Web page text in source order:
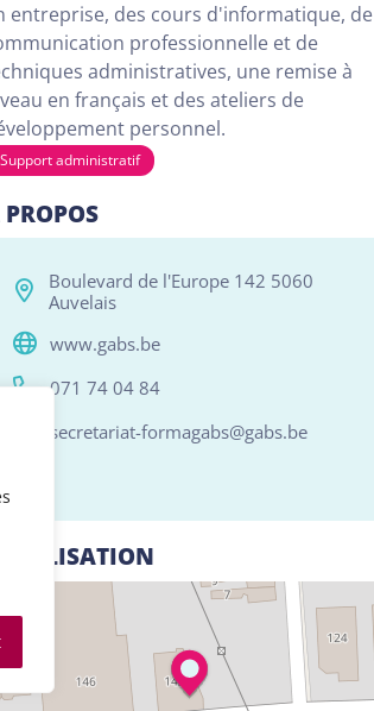
entreprise, des cours d'informatique, de
professionnelle et de
administratives, une remise à
en français et des ateliers de
personnel.
Support administratif
Boulevard de l'Europe 142 5060
Auvelais
www.gabs.be
071 74 04 84
secretariat-formagabs@gabs.be